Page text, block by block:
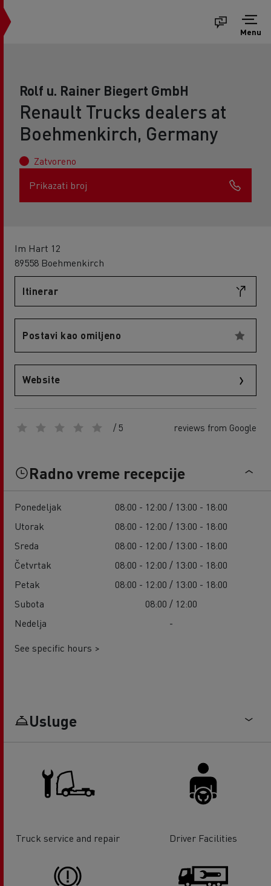
Menu
Rolf u. Rainer Biegert GmbH
Renault Trucks dealers at
Boehmenkirch, Germany
Zatvoreno
Prikazati broj
Im Hart 12
89558 Boehmenkirch
Itinerar
Postavi kao omiljeno
Website
/ 5 reviews from Google
Radno vreme recepcije
Ponedeljak
08:00 - 12:00 / 13:00 - 18:00
Utorak
08:00 - 12:00 / 13:00 - 18:00
Sreda
08:00 - 12:00 / 13:00 - 18:00
Četvrtak
08:00 - 12:00 / 13:00 - 18:00
Petak
08:00 - 12:00 / 13:00 - 18:00
Subota
08:00 / 12:00
Nedelja
-
See specific hours >
Usluge
Truck service and repair Driver Facilities